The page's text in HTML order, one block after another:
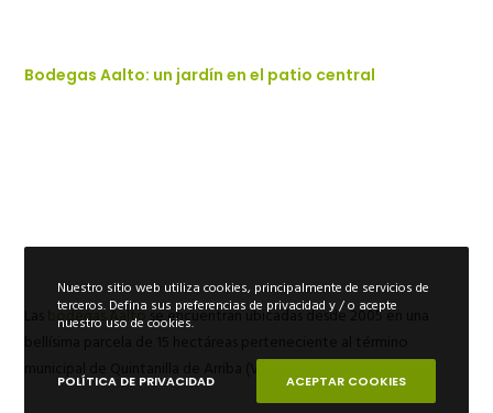
Bodegas Aalto: un jardín en el patio central
bodegas Aaltose encuentran ubicadas desde 2005 en una
municipal de Quintanilla de Arriba (Valladolid).
Nuestro sitio web utiliza cookies, principalmente de servicios de
terceros. Defina sus preferencias de privacidad y / o acepte
nuestro uso de cookies.
POLÍTICA DE PRIVACIDAD ACEPTAR COOKIES